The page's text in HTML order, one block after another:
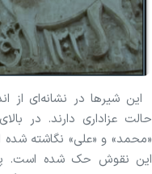
این شیر‌ها در نشانه‌ای از
حالت عزاداری دارند. در
«محمد» و «علی» نگاشته
این نقوش حک شده است.